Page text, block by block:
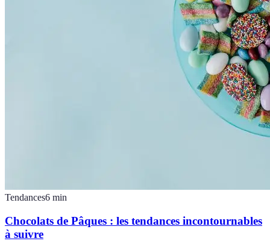
Tendances6 min
Chocolats de Pâques : les tendances incontournables
à suivre